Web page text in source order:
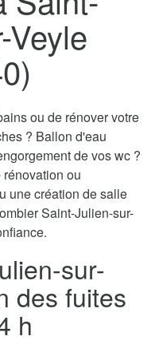
ou de rénover votre
? Ballon d'eau
de vos wc ?
ou
une création de salle
Saint-Julien-sur-
sur-
des fuites
h